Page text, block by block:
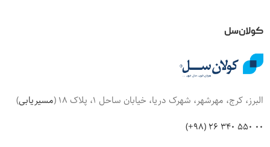
کولان‌سل
البرز، کرج، مهرشهر، شهرک دریا، خیابان ساحل 1، پلاک 18 ( مسیریابی)
00 550 340 26 (98+)